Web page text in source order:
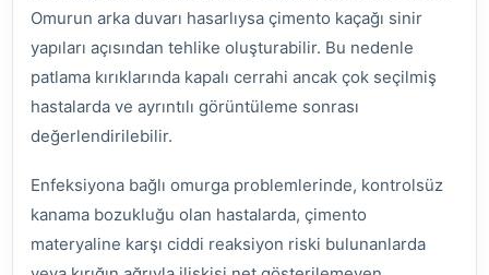
Omurun arka duvarı hasarlıysa çimento kaçağı sinir
yapıları açısından tehlike oluşturabilir. Bu nedenle
patlama kırıklarında kapalı cerrahi ancak çok seçilmiş
hastalarda ve ayrıntılı görüntüleme sonrası
değerlendirilebilir.
Enfeksiyona bağlı omurga problemlerinde, kontrolsüz
kanama bozukluğu olan hastalarda, çimento
materyaline karşı ciddi reaksiyon riski bulunanlarda